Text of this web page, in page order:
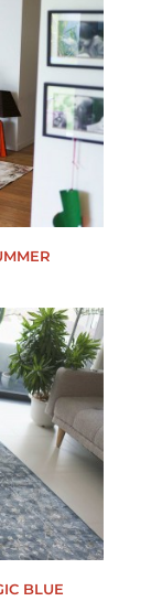
BLUE